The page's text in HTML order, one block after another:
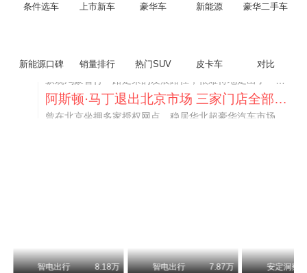
条件选车 上市新车 豪华车 新能源 豪华二手车
新能源口碑 销量排行 热门SUV 皮卡车 对比
阿斯顿·马丁退出北京市场 三家门店全部关闭
智电出行 8.18万 智电出行 7.87万 安定洞察